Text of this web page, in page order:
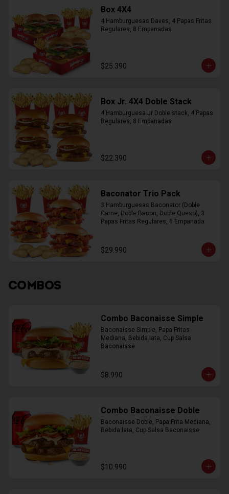
Box 4X4
4 Hamburguesas Daves, 4 Papas Fritas
Regulares, 8 Empanadas
$25.390
Box Jr. 4X4 Doble Stack
4 Hamburguesa Jr Doble stack, 4 Papas
Regulares, 8 Empanadas
$22.390
Baconator Trio Pack
3 Hamburguesas Baconator (Doble
Carne, Doble Bacon, Doble Queso), 3
Papas Fritas Regulares, 6 Empanada
$29.990
COMBOS
Combo Baconaisse Simple
Baconaisse Simple, Papa Fritas
Mediana, Bebida lata, Cup Salsa
Baconaisse
$8.990
Combo Baconaisse Doble
Baconaisse Doble, Papa Frita Mediana,
Bebida lata, Cup Salsa Baconaisse
$10.990